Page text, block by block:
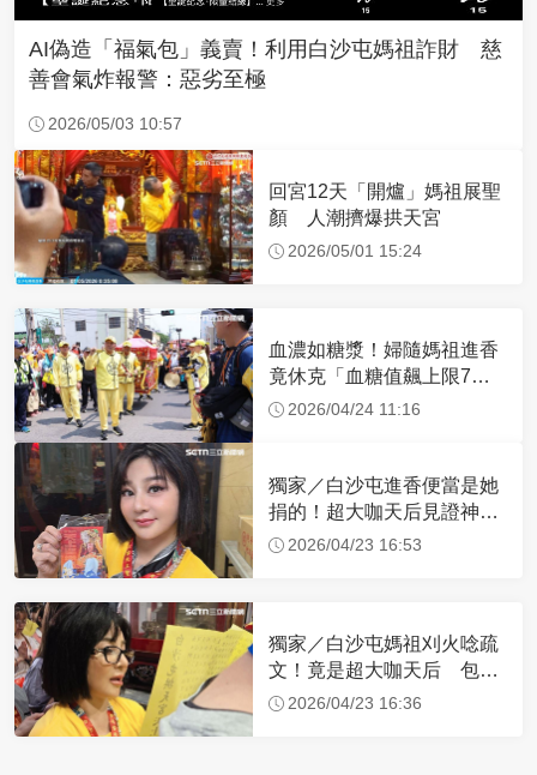
AI偽造「福氣包」義賣！利用白沙屯媽祖詐財 慈
善會氣炸報警：惡劣至極
2026/05/03 10:57
回宮12天「開爐」媽祖展聖
顏 人潮擠爆拱天宮
2026/05/01 15:24
血濃如糖漿！婦隨媽祖進香
竟休克「血糖值飆上限7
倍」 醫曝原因
2026/04/24 11:16
獨家／白沙屯進香便當是她
捐的！超大咖天后見證神
蹟 一靠近媽祖就爆哭
2026/04/23 16:53
獨家／白沙屯媽祖刈火唸疏
文！竟是超大咖天后 包尿
布忍尿5小時不喊累
2026/04/23 16:36